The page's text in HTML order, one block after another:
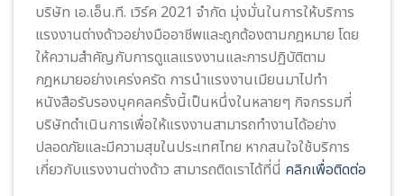
บริษัท เอ.เอ็น.ที. เวิร์ค 2021 จำกัด มุ่งมั่นในการให้บริการ
แรงงานต่างด้าวอย่างมืออาชีพและถูกต้องตามกฎหมาย โดย
ให้ความสำคัญกับการดูแลแรงงานและการปฏิบัติตาม
กฎหมายอย่างเคร่งครัด การนำแรงงานเมียนมาไปทำ
หนังสือรับรองบุคคลครั้งนี้เป็นหนึ่งในหลายๆ กิจกรรมที่
บริษัทดำเนินการเพื่อให้แรงงานสามารถทำงานได้อย่าง
ปลอดภัยและมีความสุขในประเทศไทย หากสนใจใช้บริการ
เกี่ยวกับแรงงานต่างด้าว สามารถติดเราได้ที่นี่ คลิกเพื่อติดต่อ